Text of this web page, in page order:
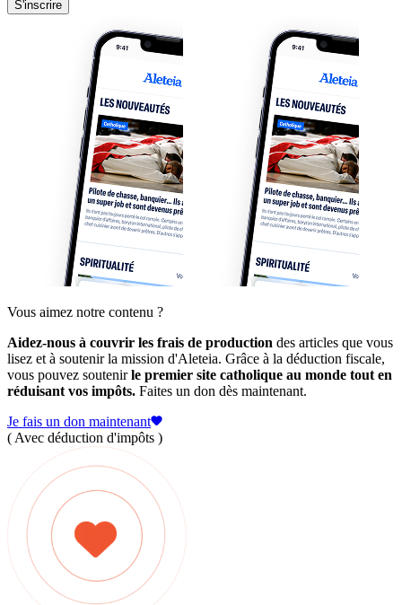
S'inscrire
Vous aimez notre contenu ?
Aidez-nous à couvrir les frais de production des articles que vous
lisez et à soutenir la mission d'Aleteia. Grâce à la déduction fiscale,
vous pouvez soutenirle premier site catholique au monde tout en
réduisant vos impôts. Faites un don dès maintenant.
Je fais un don maintenant
( Avec déduction d'impôts )